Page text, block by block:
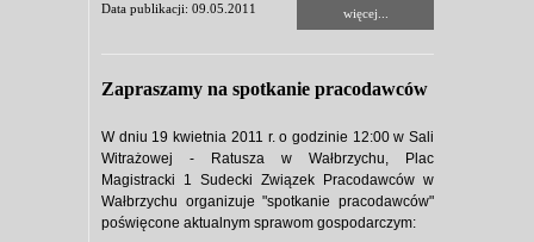
Data publikacji: 09.05.2011 więcej...
Zapraszamy na spotkanie pracodawców
W dniu 19 kwietnia 2011 r. o godzinie 12:00 w Sali
Witrażowej - Ratusza w Wałbrzychu, Plac
Magistracki 1 Sudecki Związek Pracodawców w
Wałbrzychu organizuje "spotkanie pracodawców"
poświęcone aktualnym sprawom gospodarczym: